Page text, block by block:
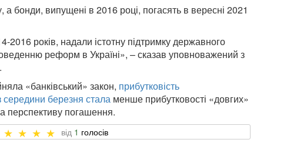
бонди, випущені в 2016 році, погасять в вересні 2021
років, надали істотну підтримку державного
реформ в Україні», – сказав уповноважений з
«банківський» закон, прибутковість
середини березня стала менше прибутковості «довгих»
перспективу погашення.
1